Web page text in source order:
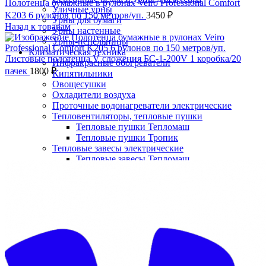
Уличные урны
Урны для бумаги
Урны настенные
Урны-пепельницы
Климатическая техника
Инфракрасные обогреватели
Кипятильники
Овощесушки
Охладители воздуха
Проточные водонагреватели электрические
Тепловентиляторы, тепловые пушки
Тепловые пушки Тепломаш
Тепловые пушки Тропик
Тепловые завесы электрические
Тепловые завесы Тепломаш
Жидкое мыло TORK
Картриджи и баллоны для диспенсеров
освежителя воздуха
Полотенца бумажные в рулонах Veiro Professional Comfort
K203 6 рулонов по 150 метров/уп. 3450 ₽
Назад к товарам
Листовые полотенца V сложения БС-1-200V 1 коробка/20
пачек 1800 ₽
Нажмите, чтобы увеличить